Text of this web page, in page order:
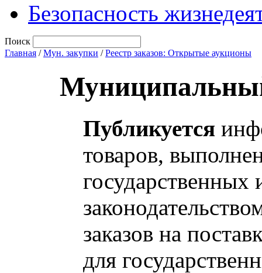
Безопасность
Поиск
Главная /Мун. закупки /Реестр заказов: Открытые аукционы
Публикуется
товаров,
заказов на
для